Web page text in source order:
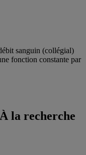
sanguin (collégial)
fonction constante par
la recherche